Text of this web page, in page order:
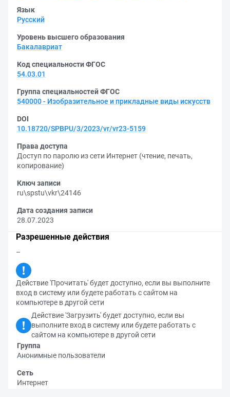
Язык
Русский
Уровень высшего образования
Бакалавриат
Код специальности ФГОС
54.03.01
Группа специальностей ФГОС
540000 - Изобразительное и прикладные виды искусств
DOI
10.18720/SPBPU/3/2023/vr/vr23-5159
Права доступа
Доступ по паролю из сети Интернет (чтение, печать,
копирование)
Ключ записи
ru\spstu\vkr\24146
Дата создания записи
28.07.2023
Разрешенные действия
–
Действие 'Прочитать' будет доступно, если вы выполните
вход в систему или будете работать с сайтом на
компьютере в другой сети
Действие 'Загрузить' будет доступно, если вы
выполните вход в систему или будете работать с
сайтом на компьютере в другой сети
Группа
Анонимные пользователи
Сеть
Интернет